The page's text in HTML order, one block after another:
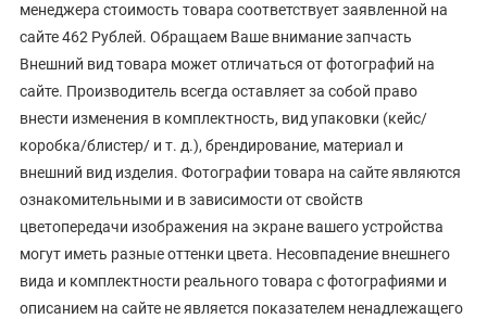
менеджера стоимость товара соответствует заявленной на
сайте 462 Рублей. Обращаем Ваше внимание запчасть
Внешний вид товара может отличаться от фотографий на
сайте. Производитель всегда оставляет за собой право
внести изменения в комплектность, вид упаковки (кейс/
коробка/блистер/ и т. д.), брендирование, материал и
внешний вид изделия. Фотографии товара на сайте являются
ознакомительными и в зависимости от свойств
цветопередачи изображения на экране вашего устройства
могут иметь разные оттенки цвета. Несовпадение внешнего
вида и комплектности реального товара с фотографиями и
описанием на сайте не является показателем ненадлежащего